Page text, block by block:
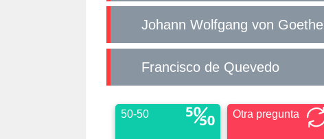
Johann Wolfgang von Goethe
Francisco de Quevedo
50-50 Otra pregunta